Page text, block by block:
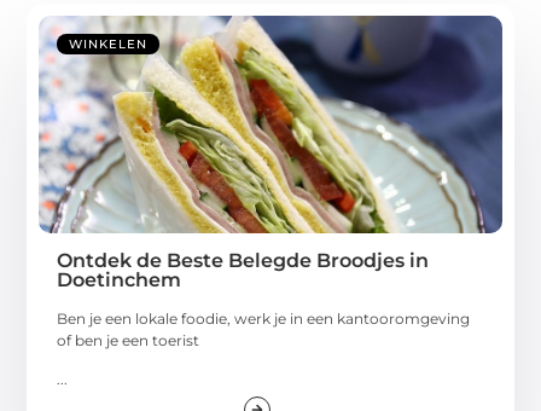
WINKELEN
Ontdek de Beste Belegde Broodjes in
Doetinchem
Ben je een lokale foodie, werk je in een kantooromgeving
of ben je een toerist
...